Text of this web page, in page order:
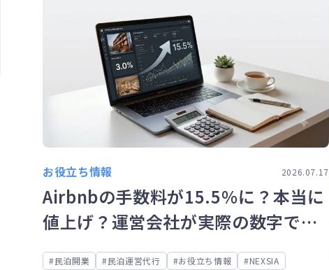
お役立ち情報 2026.07.17
Airbnbの手数料が15.5％に？本当に
値上げ？運営会社が実際の数字でわ
かりやすく解説
民泊開業 民泊運営代行 お役立ち情報 NEXSIA